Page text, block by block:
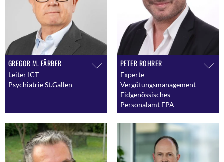
GREGOR M. FÄRBER
Leiter ICT
Psychiatrie St.Gallen
PETER ROHRER
Experte
Vergütungsmanagement
Eidgenössisches
Personalamt EPA